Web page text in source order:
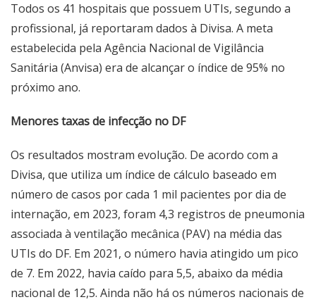
Todos os 41 hospitais que possuem UTIs, segundo a
profissional, já reportaram dados à Divisa. A meta
estabelecida pela Agência Nacional de Vigilância
Sanitária (Anvisa) era de alcançar o índice de 95% no
próximo ano.
Menores taxas de infecção no DF
Os resultados mostram evolução. De acordo com a
Divisa, que utiliza um índice de cálculo baseado em
número de casos por cada 1 mil pacientes por dia de
internação, em 2023, foram 4,3 registros de pneumonia
associada à ventilação mecânica (PAV) na média das
UTIs do DF. Em 2021, o número havia atingido um pico
de 7. Em 2022, havia caído para 5,5, abaixo da média
nacional de 12,5. Ainda não há os números nacionais de